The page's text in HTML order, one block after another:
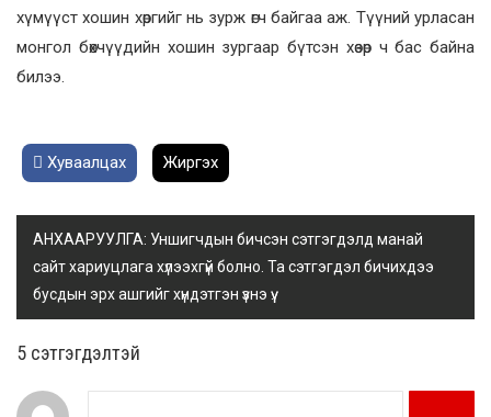
хүмүүст хошин хөргийг нь зурж өгч байгаа аж. Түүний урласан
монгол бөхчүүдийн хошин зургаар бүтсэн хөзөр ч бас байна
билээ.
Хуваалцах Жиргэх
АНХААРУУЛГА: Уншигчдын бичсэн сэтгэгдэлд манай
сайт хариуцлага хүлээхгүй болно. Та сэтгэгдэл бичихдээ
бусдын эрх ашгийг хүндэтгэн үзнэ үү.
5 cэтгэгдэлтэй